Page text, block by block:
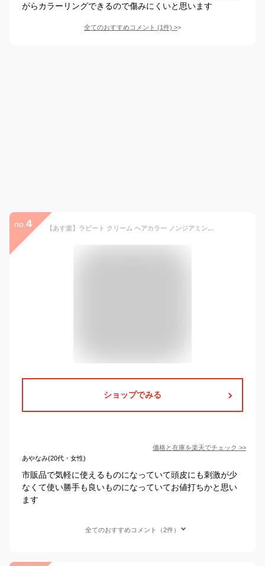
がらカラーリングできるので傷みにくいと思います
全てのおすすめコメント (1件) >
no. 4 【あす楽】ラピート クリーム ヘアカラー ノンジアミンタイプ 全4色 3ペアパック 1剤・2剤 各60g×3本 ｜セルフカラー レディース 全体染め 白髪 部分染め 頭皮 おしゃれ染め 女性用 専売 プロ用 医薬部外品 イリヤ 染毛料 白髪染め 市販 専門店 ヘアーカラー 送料無料
ショップでみる
価格と在庫を楽天でチェック >>
あやなみ(20代・女性)
市販品で気軽に使えるものになっていて頭皮にも刺激が少
なくて使い勝手も良いものになっていてお値打ちかと思い
ます
全てのおすすめコメント（2件）